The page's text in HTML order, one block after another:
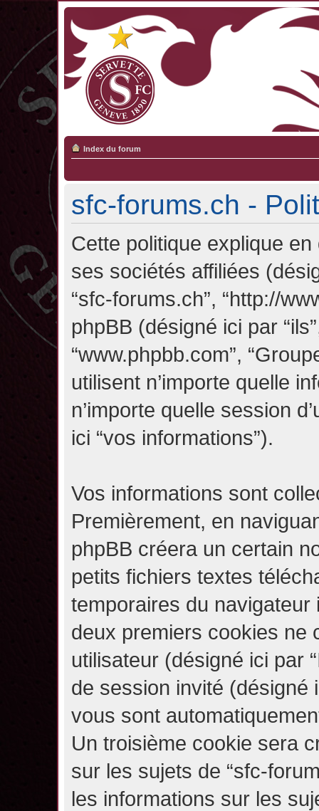
Index du forum
sfc-forums.ch -
Cette politique explique
ses sociétés affiliées
“sfc-forums.ch”, “http://
phpBB (désigné ici par
“www.phpbb.com”,
utilisent n’importe quelle
n’importe quelle session
ici “vos informations”).
Vos informations sont
Premièrement, en
phpBB créera un certain
petits fichiers textes
temporaires du
deux premiers cookies ne
utilisateur (désigné ici par
de session invité (désigné
vous sont
Un troisième cookie sera
sur les sujets de “sfc-
les informations sur les